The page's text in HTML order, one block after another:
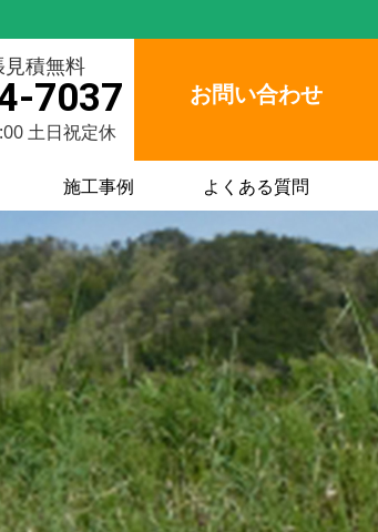
見積無料
7037
土日祝定休
お問い合わせ
施工事例 よくある質問